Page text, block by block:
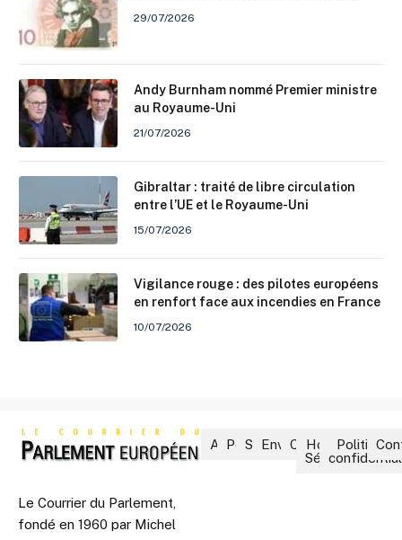
29/07/2026
Andy Burnham nommé Premier ministre
au Royaume-Uni
21/07/2026
Gibraltar : traité de libre circulation
entre l’UE et le Royaume-Uni
15/07/2026
Vigilance rouge : des pilotes européens
en renfort face aux incendies en France
10/07/2026
Le Courrier du Parlement,
fondé en 1960 par Michel
Accueil
Politique
Société
Environnement
CultureHors-
Séries
Politique